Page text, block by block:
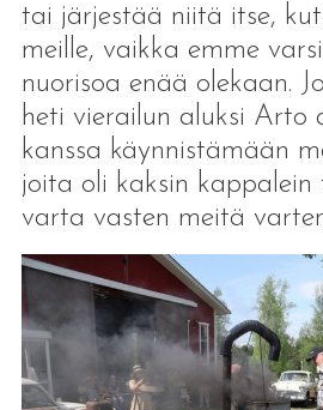
tai järjestää niitä itse,
meille, vaikka emme
nuorisoa enää olekaan.
heti vierailun aluksi Arto
kanssa käynnistämään
joita oli kaksin
varta vasten meitä